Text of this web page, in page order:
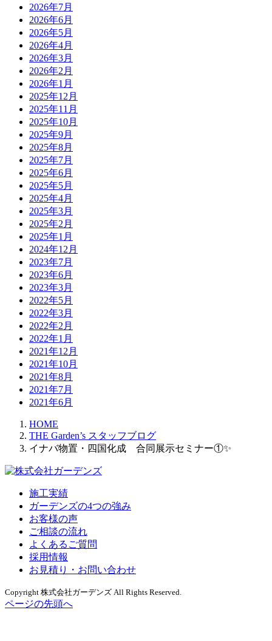
2026年7月
2026年6月
2026年5月
2026年4月
2026年3月
2026年2月
2026年1月
2025年12月
2025年11月
2025年10月
2025年9月
2025年8月
2025年7月
2025年6月
2025年5月
2025年4月
2025年3月
2025年2月
2025年1月
2024年12月
2023年7月
2023年6月
2023年3月
2022年5月
2022年3月
2022年2月
2022年1月
2021年12月
2021年10月
2021年8月
2021年7月
2021年6月
HOME
THE Garden’s スタッフブログ
イナバ物置・四国化成 合同展示セミナー①✨
施工実績
ガーデンズの4つの強み
お客様の声
ご相談の流れ
よくあるご質問
採用情報
お見積り・お問い合わせ
Copyright 株式会社ガーデンズ All Rights Reserved.
ページの先頭へ